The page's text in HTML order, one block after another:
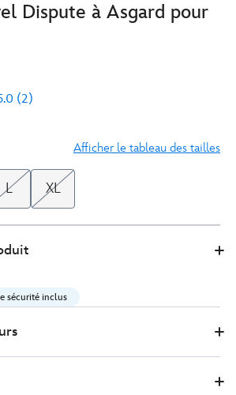
Dispute à Asgard pour
(2)
Afficher le tableau des tailles
L XL
sécurité inclus